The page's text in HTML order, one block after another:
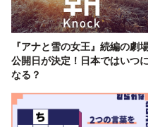
『アナと雪の女王』続編の劇
公開日が決定！日本ではいつ
なる？